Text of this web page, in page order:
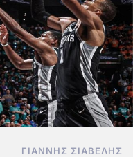
ΓΙΆΝΝΗΣ ΣΙΑΒΕΛΉΣ